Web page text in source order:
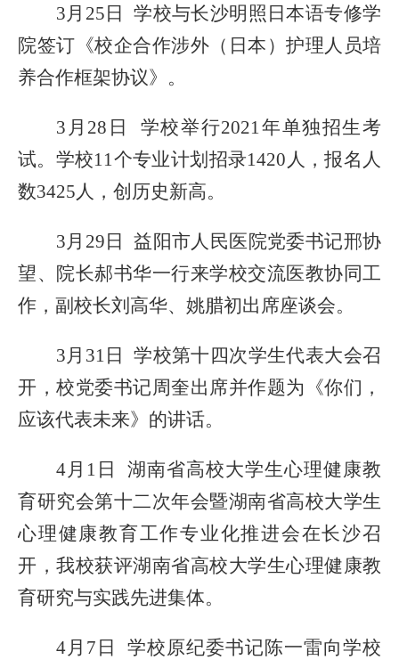
3月25日 学校与长沙明照日本语专修学
院签订《校企合作涉外（日本）护理人员培
养合作框架协议》。
3月28日 学校举行2021年单独招生考
试。学校11个专业计划招录1420人，报名人
数3425人，创历史新高。
3月29日 益阳市人民医院党委书记邢协
望、院长郝书华一行来学校交流医教协同工
作，副校长刘高华、姚腊初出席座谈会。
3月31日 学校第十四次学生代表大会召
开， 校党委书记周奎出席并作题为《你们，
应该代表未来》的讲话。
4月1日
湖南省高校大学生心理健康教
育研究会第十二次年会暨湖南省高校大学生
心理健康教育工作专业化推进会在长沙召
开， 我校获评湖南省高校大学生心理健康教
育研究与实践先进集体。
4月7日 学校原纪委书记陈一雷向学校